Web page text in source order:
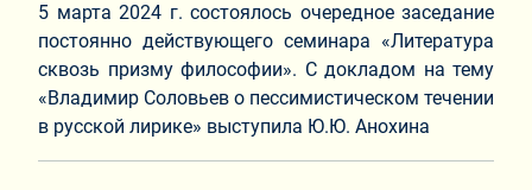
5 марта 2024 г. состоялось очередное заседание
постоянно действующего семинара «Литература
сквозь призму философии». С докладом на тему
«Владимир Соловьев о пессимистическом течении
в русской лирике» выступила Ю.Ю. Анохина